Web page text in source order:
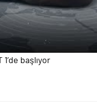
başlıyor